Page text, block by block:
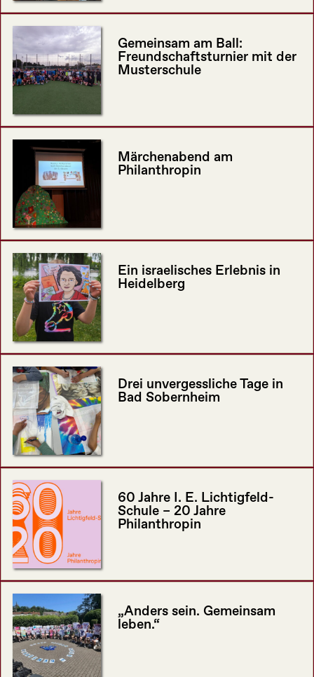
Gemeinsam am Ball:
Freundschaftsturnier mit der
Musterschule
Märchenabend am
Philanthropin
Ein israelisches Erlebnis in
Heidelberg
Drei unvergessliche Tage in
Bad Sobernheim
60 Jahre I. E. Lichtigfeld-
Schule – 20 Jahre
Philanthropin
„Anders sein. Gemeinsam
leben.“